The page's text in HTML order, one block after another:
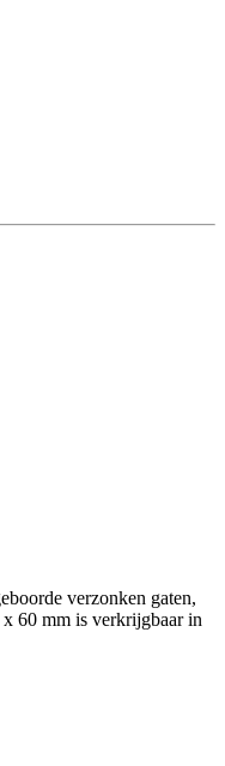
verzonken gaten,
60 mm is verkrijgbaar in